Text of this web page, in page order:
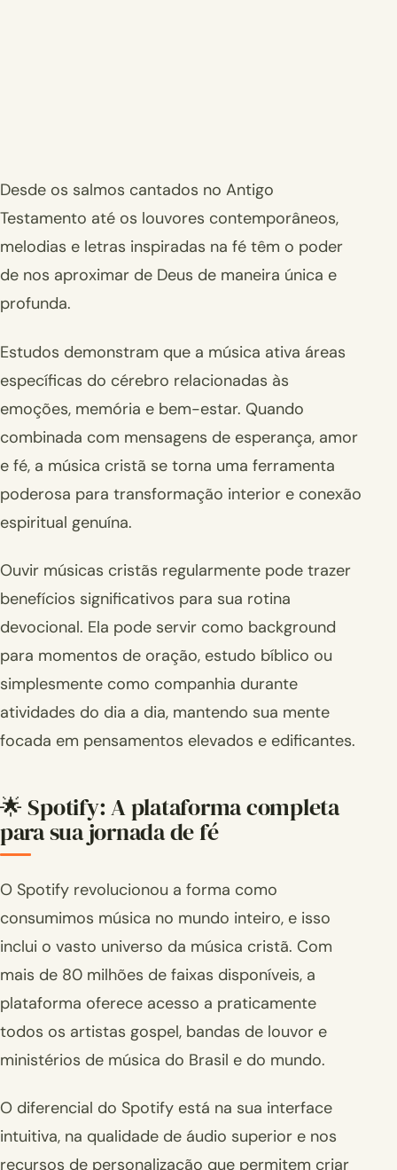
Desde os salmos cantados no Antigo
Testamento até os louvores contemporâneos,
melodias e letras inspiradas na fé têm o poder
de nos aproximar de Deus de maneira única e
profunda.
Estudos demonstram que a música ativa áreas
específicas do cérebro relacionadas às
emoções, memória e bem-estar. Quando
combinada com mensagens de esperança, amor
e fé, a música cristã se torna uma ferramenta
poderosa para transformação interior e conexão
espiritual genuína.
Ouvir músicas cristãs regularmente pode trazer
benefícios significativos para sua rotina
devocional. Ela pode servir como background
para momentos de oração, estudo bíblico ou
simplesmente como companhia durante
atividades do dia a dia, mantendo sua mente
focada em pensamentos elevados e edificantes.
🌟 Spotify: A plataforma completa
para sua jornada de fé
O Spotify revolucionou a forma como
consumimos música no mundo inteiro, e isso
inclui o vasto universo da música cristã. Com
mais de 80 milhões de faixas disponíveis, a
plataforma oferece acesso a praticamente
todos os artistas gospel, bandas de louvor e
ministérios de música do Brasil e do mundo.
O diferencial do Spotify está na sua interface
intuitiva, na qualidade de áudio superior e nos
recursos de personalização que permitem criar